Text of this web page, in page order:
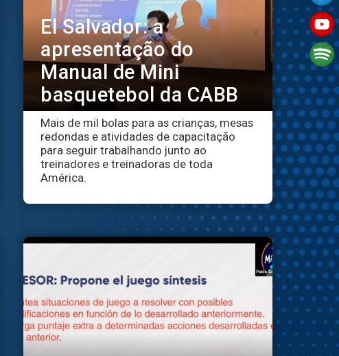
El Salvador: a
apresentação do
Manual de Mini
basquetebol da CABB
Mais de mil bolas para as crianças, mesas
redondas e atividades de capacitação
para seguir trabalhando junto ao
treinadores e treinadoras de toda
América.